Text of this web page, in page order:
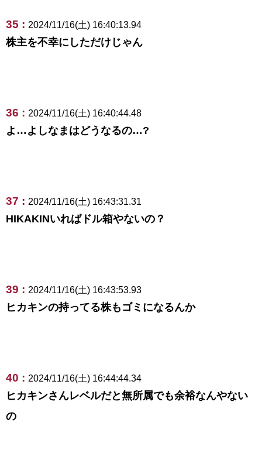
35 : 2024/11/16(土) 16:40:13.94
株主を不幸にしただけじゃん
36 : 2024/11/16(土) 16:40:44.48
よ…よしなまはどうなるの…?
37 : 2024/11/16(土) 16:43:31.31
HIKAKINいればドル箱やないの？
39 : 2024/11/16(土) 16:43:53.93
ヒカキンの持ってる株もゴミになるんか
40 : 2024/11/16(土) 16:44:44.34
ヒカキンさんレベルだと無所属でも余裕なんやない
の